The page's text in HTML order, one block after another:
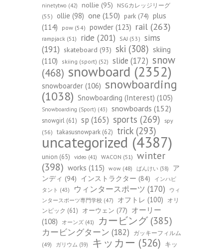
ninetytwo (42) nollie (95)
NSGカレッジリーグ
(55)
ollie (98) one (150) park (74) plus
(114)
pow (54) powder (123) rail (263)
rampjack (51) ride (201) SAJ (53) sims
(191) skateboard (93) ski (308) skiing
(110)
skiing (sport) (52) slide (172) snow
(468) snowboard (2352)
snowboarder (106) snowboarding
(1038) Snowboarding (Interest) (105)
Snowboarding (Sport) (43) snowboards (152)
snowgirl (61) sp (165) sports (269)
spy
(56) takasusnowpark (62) trick (293)
uncategorized (4387)
union (65) video (41) WACON (51) winter
(398) works (115) wow (48) ばんけい (38)
ア
ンディ (94) インストラクター (84)
インハビ
タント (43) ウィンタースポーツ (170)
ウィ
ンタースポーツ専門学校 (47) オフトレ (100)
オリ
ンピック (61) オーウェン (77) オーリー
(108)
オーンズ (41) カービング (385)
カービングターン (182)
ガッキーフィルム
(49)
ガリウム (39) キッカー (526) キッ